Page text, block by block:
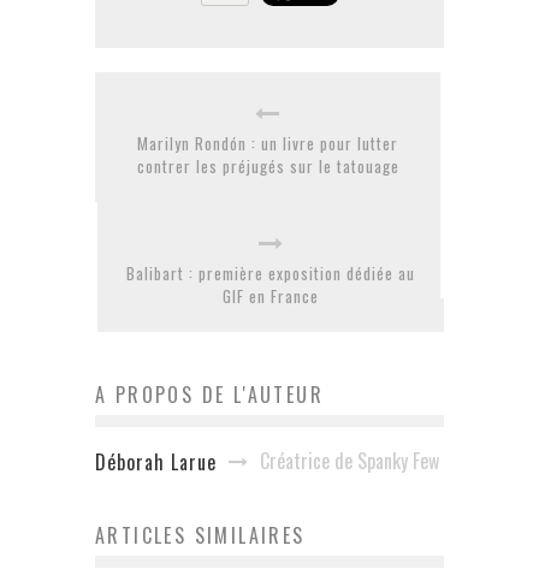
Marilyn Rondón : un livre pour lutter
contrer les préjugés sur le tatouage
Balibart : première exposition dédiée au
GIF en France
A PROPOS DE L'AUTEUR
Déborah Larue Créatrice de Spanky Few
ARTICLES SIMILAIRES